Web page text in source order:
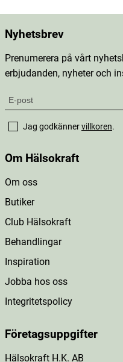
Nyhetsbrev
Prenumerera på vårt
erbjudanden, nyheter och
Jag godkännervillkoren.
Om Hälsokraft
Om oss
Butiker
Club Hälsokraft
Behandlingar
Inspiration
Jobba hos oss
Integritetspolicy
Företagsuppgifter
Hälsokraft H.K. AB